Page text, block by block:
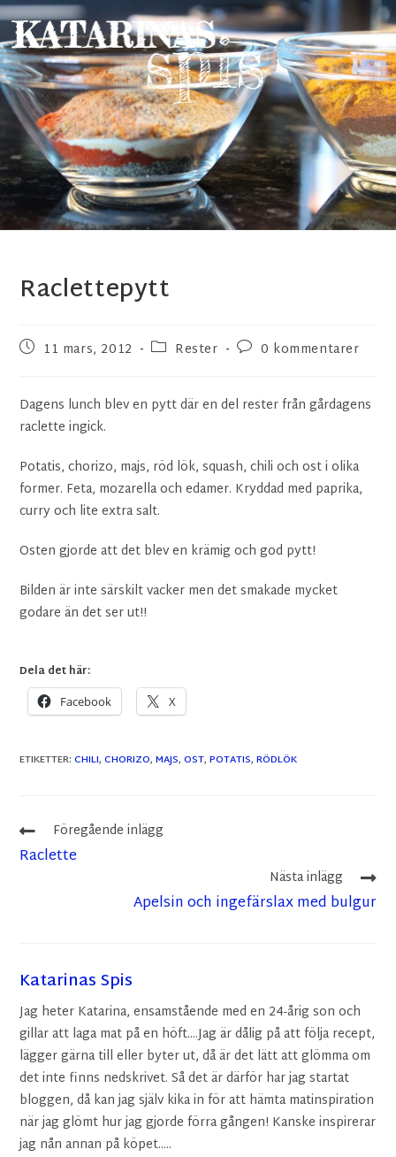
Raclettepytt
11 mars, 2012 Rester 0 kommentarer
Dagens lunch blev en pytt där en del rester från gårdagens
raclette ingick.
Potatis, chorizo, majs, röd lök, squash, chili och ost i olika
former. Feta, mozarella och edamer. Kryddad med paprika,
curry och lite extra salt.
Osten gjorde att det blev en krämig och god pytt!
Bilden är inte särskilt vacker men det smakade mycket
godare än det ser ut!!
Dela det här:
Facebook X
ETIKETTER:CHILI, CHORIZO, MAJS, OST, POTATIS, RÖDLÖK
Föregående inlägg
Raclette
Nästa inlägg
Apelsin och ingefärslax med bulgur
Katarinas Spis
Jag heter Katarina, ensamstående med en 24-årig son och
gillar att laga mat på en höft....Jag är dålig på att följa recept,
lägger gärna till eller byter ut, då är det lätt att glömma om
det inte finns nedskrivet. Så det är därför har jag startat
bloggen, då kan jag själv kika in för att hämta matinspiration
när jag glömt hur jag gjorde förra gången! Kanske inspirerar
jag nån annan på köpet.....